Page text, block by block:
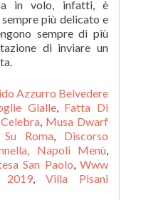
Azzurro Belvedere
Gialle, Fatta Di
, Musa Dwarf
Roma, Discorso
Napoli Menù,
San Paolo,Www
,Villa Pisani